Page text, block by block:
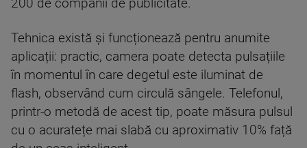
200 de companii de publicitate.
Tehnica există și funcționează pentru anumite
aplicații: practic, camera poate detecta pulsațiile
în momentul în care degetul este iluminat de
flash, observând cum circulă sângele. Telefonul,
printr-o metodă de acest tip, poate măsura pulsul
cu o acuratețe mai slabă cu aproximativ 10% față